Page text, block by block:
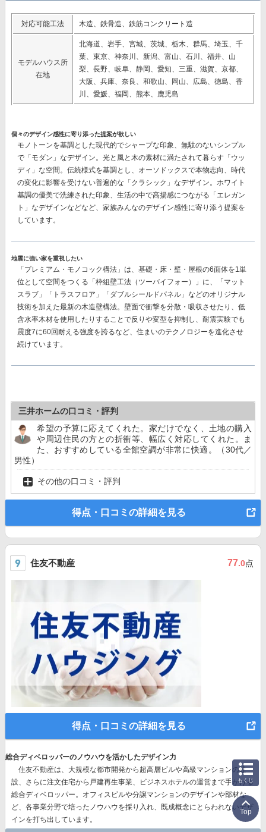
対応可能工法 木造、鉄骨造、鉄筋コンクリート造
モデルハウス所
在地
北海道、岩手、宮城、茨城、栃木、群馬、埼玉、千
葉、東京、神奈川、新潟、富山、石川、福井、山
梨、長野、岐阜、静岡、愛知、三重、滋賀、京都、
大阪、兵庫、奈良、和歌山、岡山、広島、徳島、香
川、愛媛、福岡、熊本、鹿児島
個々のデザイン感性に寄り添った提案が欲しい
モノトーンを基調とした現代的でシャープな印象、無駄のないシンプル
で「モダン」なデザイン。光と風と木の素材に満たされて暮らす「ウッ
ディ」な空間。伝統様式を基調とし、オーソドックスで本物志向、時代
の変化に影響を受けない普遍的な「クラシック」なデザイン。ホワイト
基調の優美で洗練された印象、生活の中で高揚感につながる「エレガン
ト」なデザインなどなど、 家族みんなのデザイン感性に寄り添う提案を
しています。
地震に強い家を重視したい
「プレミアム・モノコック構法」 は、基礎・床・壁・屋根の6面体を1単
位として空間をつくる「枠組壁工法（ツーバイフォー）」に、「マット
スラブ」「トラスフロア」「ダブルシールドパネル」などのオリジナル
技術を加えた最新の木造壁構法。壁面で衝撃を分散・吸収させたり、低
含水率木材を使用したりすることで反りや変型を抑制し、耐震実験でも
震度7に60回耐える強度を誇るなど、住まいのテクノロジーを進化させ
続けています。
三井ホームの口コミ・評判
希望の予算に応えてくれた。家だけでなく、土地の購入
や周辺住民の方との折衝等、幅広く対応してくれた。ま
た、おすすめしている全館空調が非常に快適。（30代／
男性）
その他の口コミ・評判
得点・口コミの詳細を見る
住友不動産 77.0点
得点・口コミの詳細を見る
総合ディベロッパーのノウハウを活かしたデザイン力
住友不動産は、 大規模な都市開発から超高層ビルや高級マンションの建
設、さらに注文住宅から戸建再生事業、ビジネスホテルの運営まで手がける
総合ディベロッパー。 オフィスビルや分譲マンションのデザインや部材な
ど、各事業分野で培ったノウハウを採り入れ、既成概念にとらわれないデザ
インを打ち出しています。
もくじ
Top